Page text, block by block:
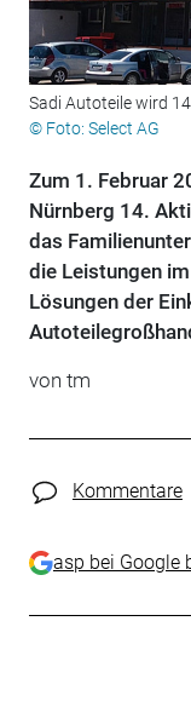
Sadi Autoteile wird
© Foto: Select AG
Zum 1. Februar
Nürnberg 14.
das
die Leistungen
Lösungen der
von tm
Kommentare
asp bei Google